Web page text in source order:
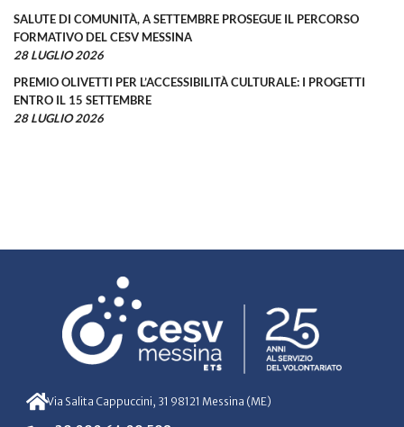
SALUTE DI COMUNITÀ, A SETTEMBRE PROSEGUE IL PERCORSO
FORMATIVO DEL CESV MESSINA
28 LUGLIO 2026
PREMIO OLIVETTI PER L’ACCESSIBILITÀ CULTURALE: I PROGETTI
ENTRO IL 15 SETTEMBRE
28 LUGLIO 2026
Via Salita Cappuccini, 31 98121 Messina (ME)